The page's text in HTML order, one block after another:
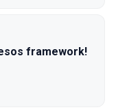
framework!